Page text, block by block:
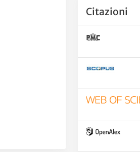
Citazioni